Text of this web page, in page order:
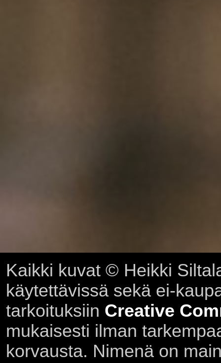
Kaikki kuvat © Heikki
käytettävissä sekä ei-
tarkoituksiin Creative
mukaisesti ilman
korvausta. Nimenä on